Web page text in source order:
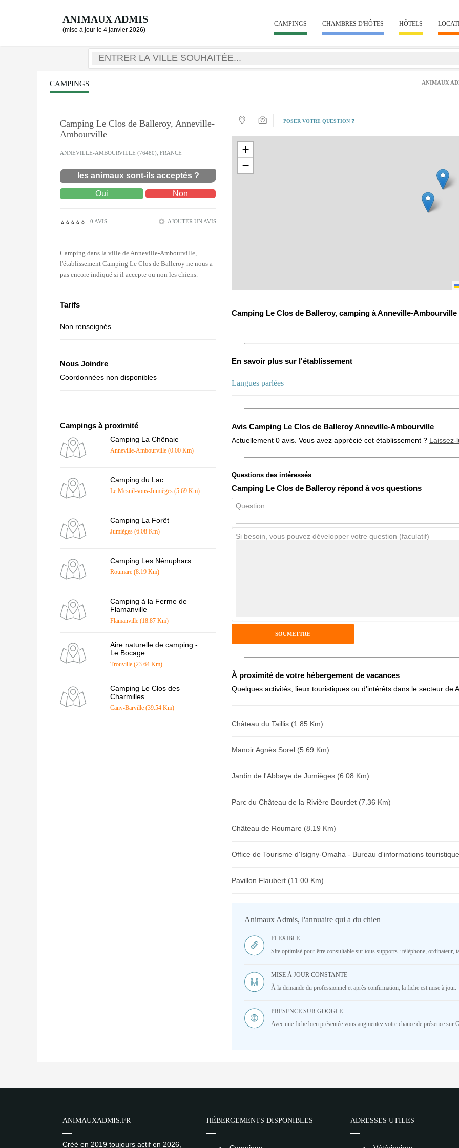
ANIMAUX ADMIS
(mise à jour le 4 janvier 2026)
CAMPINGS CHAMBRES D'HÔTES HÔTELS
CAMPINGS ANIMAUX
Camping Le Clos de Balleroy, Anneville-
Ambourville
ANNEVILLE-AMBOURVILLE (76480), FRANCE
les animaux sont-ils acceptés ?
Oui Non
⭐⭐⭐⭐⭐ 0 AVIS AJOUTER UN AVIS
Camping dans la ville de Anneville-Ambourville,
l'établissement Camping Le Clos de Balleroy ne nous a
pas encore indiqué si il accepte ou non les chiens.
Tarifs
Non renseignés
Nous Joindre
Coordonnées non disponibles
Campings à proximité
Camping La Chênaie
Anneville-Ambourville (0.00 Km)
Camping du Lac
Le Mesnil-sous-Jumièges (5.69 Km)
Camping La Forêt
Jumièges (6.08 Km)
Camping Les Nénuphars
Roumare (8.19 Km)
Camping à la Ferme de
Flamanville
Flamanville (18.87 Km)
Aire naturelle de camping -
Le Bocage
Trouville (23.64 Km)
Camping Le Clos des
Charmilles
Cany-Barville (39.54 Km)
POSER VOTRE QUESTION ❓
+
−
Camping Le Clos de Balleroy, camping à Anneville-Ambourville
En savoir plus sur l'établissement
Langues parlées
Avis Camping Le Clos de Balleroy Anneville-Ambourville
Actuellement 0 avis. Vous avez apprécié cet établissement ? Laissez-
Note globale
Avis Clients
Antispam - Combien font 7x4 (en chiffres) :
Avis sur l'établissement :
Questions des intéressés
Camping Le Clos de Balleroy répond à vos questions
Question :
Si besoin, vous pouvez développer votre question (faculatif)
À proximité de votre hébergement de vacances
Quelques activités, lieux touristiques ou d'intérêts dans le secteur de
Château du Taillis (1.85 Km)
Manoir Agnès Sorel (5.69 Km)
Jardin de l'Abbaye de Jumièges (6.08 Km)
Parc du Château de la Rivière Bourdet (7.36 Km)
Château de Roumare (8.19 Km)
Office de Tourisme d'Isigny-Omaha - Bureau d'informations
Pavillon Flaubert (11.00 Km)
Animaux Admis, l'annuaire qui a du chien
FLEXIBLE
Site optimisé pour être consultable sur tous supports : téléphone, ordinateur,
MISE À JOUR CONSTANTE
À la demande du professionnel et après confirmation, la fiche est mise à jour.
PRÉSENCE SUR GOOGLE
Avec une fiche bien présentée vous augmentez votre chance de présence sur
ANIMAUXADMIS.FR
Créé en 2019 toujours actif en 2026,
HÉBERGEMENTS DISPONIBLES ADRESSES UTILES